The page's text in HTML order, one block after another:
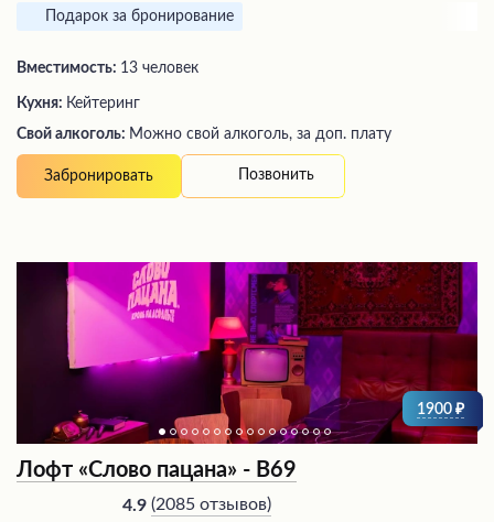
Подарок за бронирование
Вместимость: 13 человек
Кухня: Кейтеринг
Свой алкоголь: Можно свой алкоголь, за доп. плату
Забронировать Позвонить
1900
Лофт «Слово пацана» - В69
4.9 (2085 отзывов)